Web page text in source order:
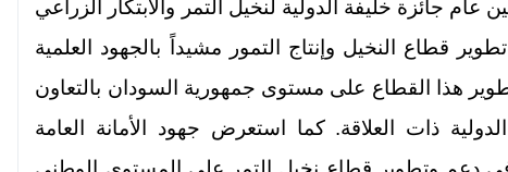
عام جائزة خليفة الدولية لنخيل التمر والابتكار الزراعي
قطاع النخيل وإنتاج التمور مشيداً بالجهود العلمية
هذا القطاع على مستوى جمهورية السودان بالتعاون
ذات العلاقة. كما استعرض جهود الأمانة العامة